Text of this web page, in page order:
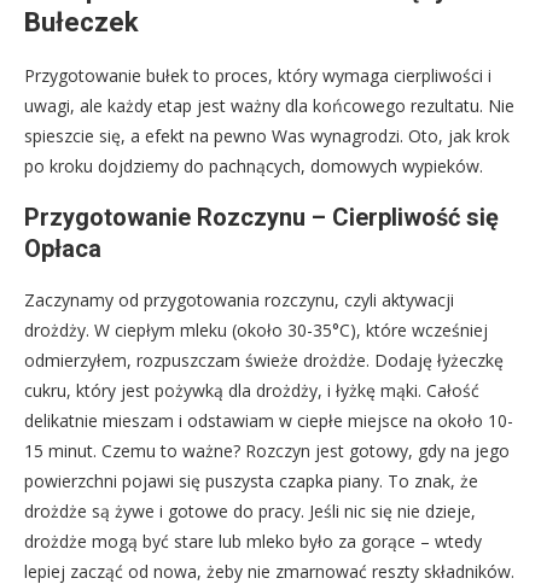
Bułeczek
Przygotowanie bułek to proces, który wymaga cierpliwości i
uwagi, ale każdy etap jest ważny dla końcowego rezultatu. Nie
spieszcie się, a efekt na pewno Was wynagrodzi. Oto, jak krok
po kroku dojdziemy do pachnących, domowych wypieków.
Przygotowanie Rozczynu – Cierpliwość się
Opłaca
Zaczynamy od przygotowania rozczynu, czyli aktywacji
drożdży. W ciepłym mleku (około 30-35°C), które wcześniej
odmierzyłem, rozpuszczam świeże drożdże. Dodaję łyżeczkę
cukru, który jest pożywką dla drożdży, i łyżkę mąki. Całość
delikatnie mieszam i odstawiam w ciepłe miejsce na około 10-
15 minut. Czemu to ważne? Rozczyn jest gotowy, gdy na jego
powierzchni pojawi się puszysta czapka piany. To znak, że
drożdże są żywe i gotowe do pracy. Jeśli nic się nie dzieje,
drożdże mogą być stare lub mleko było za gorące – wtedy
lepiej zacząć od nowa, żeby nie zmarnować reszty składników.